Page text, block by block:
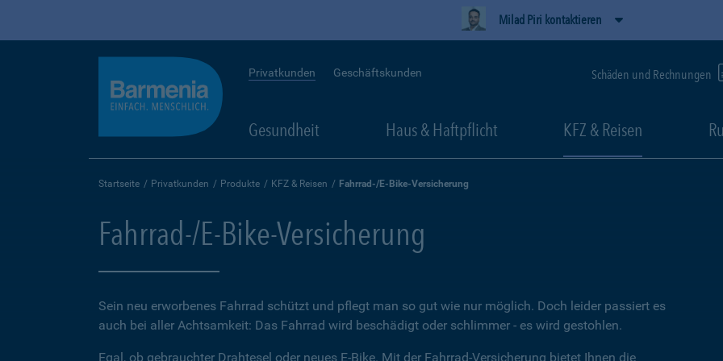
Milad Piri kontaktieren
Privatkunden Geschäftskunden Schäden und Rechnungen
Gesundheit Haus & Haftpflicht KFZ & Reisen
Startseite Privatkunden Produkte KFZ & Reisen Fahrrad-/E-Bike-Versicherung
Fahrrad-/E-Bike-Versicherung
Sein neu erworbenes Fahrrad schützt und pflegt man so gut wie nur möglich. Doch leider passiert es
auch bei aller Achtsamkeit: Das Fahrrad wird beschädigt oder schlimmer - es wird gestohlen.
Egal, ob gebrauchter Drahtesel oder neues E-Bike. Mit der Fahrrad-Versicherung bietet Ihnen die